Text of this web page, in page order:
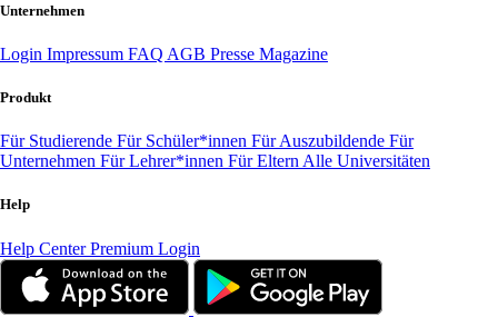
Unternehmen
Login Impressum FAQ AGB Presse Magazine
Produkt
Für Studierende Für Schüler*innen Für Auszubildende Für
Unternehmen Für Lehrer*innen Für Eltern Alle Universitäten
Help
Help CenterPremium Login